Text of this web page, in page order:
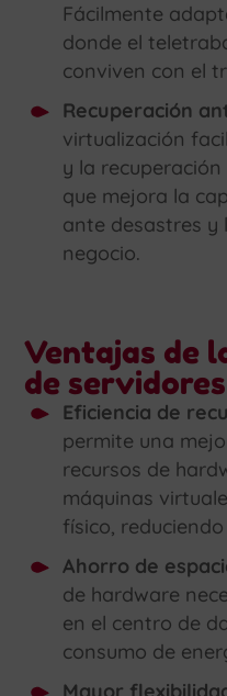
Fácilmente
donde el
conviven con el
Recuperación
virtualización
y la
que mejora la
ante desastres y
negocio.
Ventajas de
de servidores
Eficiencia de
permite una
recursos de
máquinas
físico,
Ahorro de
de hardware
en el centro de
consumo de